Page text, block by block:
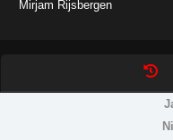
Mirjam Rijsbergen